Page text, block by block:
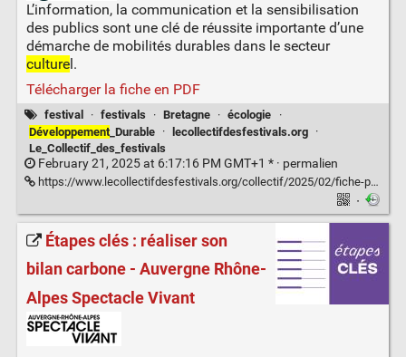
L’information, la communication et la sensibilisation
des publics sont une clé de réussite importante d’une
démarche de mobilités durables dans le secteur
culturel.
Télécharger la fiche en PDF
festival · festivals · Bretagne · écologie
·
Développement_Durable · lecollectifdesfestivals.org
·
Le_Collectif_des_festivals
February 21, 2025 at 6:17:16 PM GMT+1 * · permalien
https://www.lecollectifdesfestivals.org/collectif/2025/02/fiche-pratique-ameliorer-la-communication-et-la-sensibilisation-sur-les-mobilites-durables/
·
Étapes clés : réaliser son
bilan carbone - Auvergne Rhône-
Alpes Spectacle Vivant